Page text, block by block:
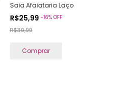
Saia Afaiataria Laço
R$25,99 -16% OFF
R$30,99
Comprar